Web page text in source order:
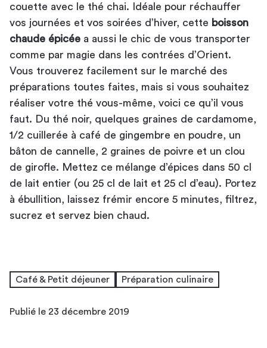
couette avec le thé chai. Idéale pour réchauffer
vos journées et vos soirées d’hiver, cette boisson
chaude épicée a aussi le chic de vous transporter
comme par magie dans les contrées d’Orient.
Vous trouverez facilement sur le marché des
préparations toutes faites, mais si vous souhaitez
réaliser votre thé vous-même, voici ce qu’il vous
faut. Du thé noir, quelques graines de cardamome,
1/2 cuillerée à café de gingembre en poudre, un
bâton de cannelle, 2 graines de poivre et un clou
de girofle. Mettez ce mélange d’épices dans 50 cl
de lait entier (ou 25 cl de lait et 25 cl d’eau). Portez
à ébullition, laissez frémir encore 5 minutes, filtrez,
sucrez et servez bien chaud.
Café & Petit déjeuner Préparation culinaire
Publié le 23 décembre 2019